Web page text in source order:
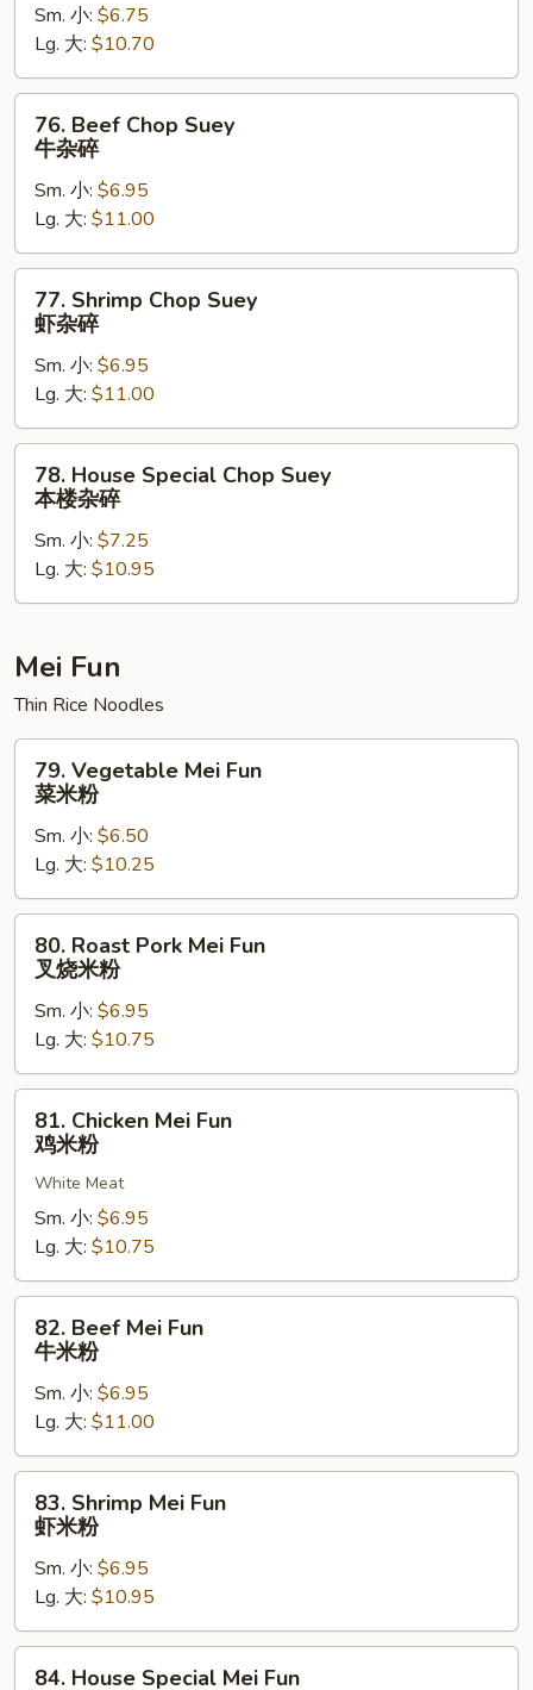
碎
Sm. 小: $6.75
Lg. 大: $10.70
Beef
Chop
Suey
杂
碎
76. Beef Chop Suey
牛杂碎
Sm. 小: $6.95
Lg. 大: $11.00
Shrimp
Chop
Suey
杂
碎
77. Shrimp Chop Suey
虾杂碎
Sm. 小: $6.95
Lg. 大: $11.00
House
Special
Chop
Suey
本
杂
78. House Special Chop Suey
本楼杂碎
Sm. 小: $7.25
Lg. 大: $10.95
Mei Fun
Thin Rice Noodles
Vegetable
Mei
Fun
米
粉
79. Vegetable Mei Fun
菜米粉
Sm. 小: $6.50
Lg. 大: $10.25
Roast
Pork
Mei
Fun
叉
烧
80. Roast Pork Mei Fun
叉烧米粉
Sm. 小: $6.95
Lg. 大: $10.75
Chicken
Mei
Fun
粉
81. Chicken Mei Fun
鸡米粉
White Meat
Sm. 小: $6.95
Lg. 大: $10.75
Beef
Mei
Fun
米
粉
82. Beef Mei Fun
牛米粉
Sm. 小: $6.95
Lg. 大: $11.00
Shrimp
Mei
Fun
米
粉
83. Shrimp Mei Fun
虾米粉
Sm. 小: $6.95
Lg. 大: $10.95
84. House Special Mei Fun